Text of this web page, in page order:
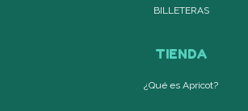
BILLETERAS
TIENDA
¿Qué es Apricot?